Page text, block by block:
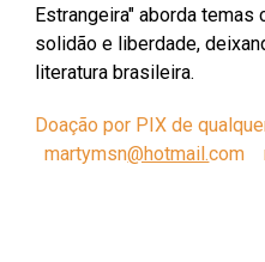
Estrangeira" aborda
solidão e liberdade,
literatura brasileira.
Doação por PIX de
martymsn@hotmail.com